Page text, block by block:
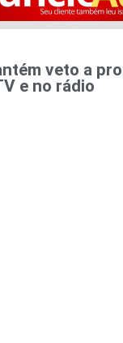
veto a
e no rádio